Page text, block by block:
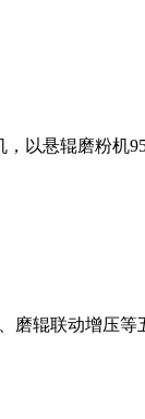
以悬辊磨粉机
磨辊联动增压